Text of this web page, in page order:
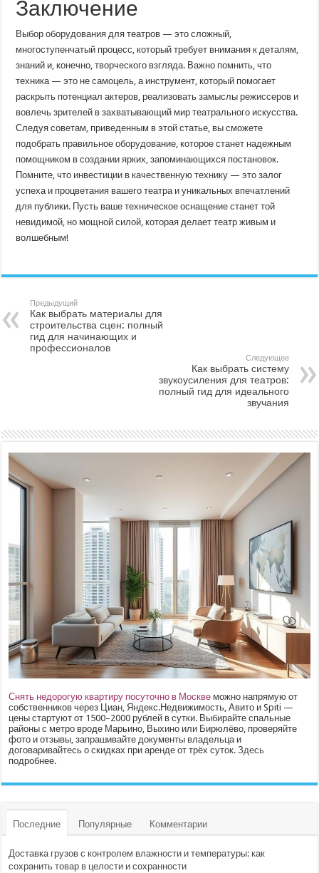
Заключение
Выбор оборудования для театров — это сложный,
многоступенчатый процесс, который требует внимания к деталям,
знаний и, конечно, творческого взгляда. Важно помнить, что
техника — это не самоцель, а инструмент, который помогает
раскрыть потенциал актеров, реализовать замыслы режиссеров и
вовлечь зрителей в захватывающий мир театрального искусства.
Следуя советам, приведенным в этой статье, вы сможете
подобрать правильное оборудование, которое станет надежным
помощником в создании ярких, запоминающихся постановок.
Помните, что инвестиции в качественную технику — это залог
успеха и процветания вашего театра и уникальных впечатлений
для публики. Пусть ваше техническое оснащение станет той
невидимой, но мощной силой, которая делает театр живым и
волшебным!
Предыдущий
Как выбрать материалы для
строительства сцен: полный
гид для начинающих и
профессионалов
Следующее
Как выбрать систему
звукоусиления для театров:
полный гид для идеального
звучания
Снять недорогую квартиру посуточно в Москве можно напрямую от
собственников через Циан, Яндекс.Недвижимость, Авито и Spiti —
цены стартуют от 1500–2000 рублей в сутки. Выбирайте спальные
районы с метро вроде Марьино, Выхино или Бирюлёво, проверяйте
фото и отзывы, запрашивайте документы владельца и
договаривайтесь о скидках при аренде от трёх суток.Здесь
подробнее.
Последние Популярные Комментарии
Доставка грузов с контролем влажности и температуры: как
сохранить товар в целости и сохранности